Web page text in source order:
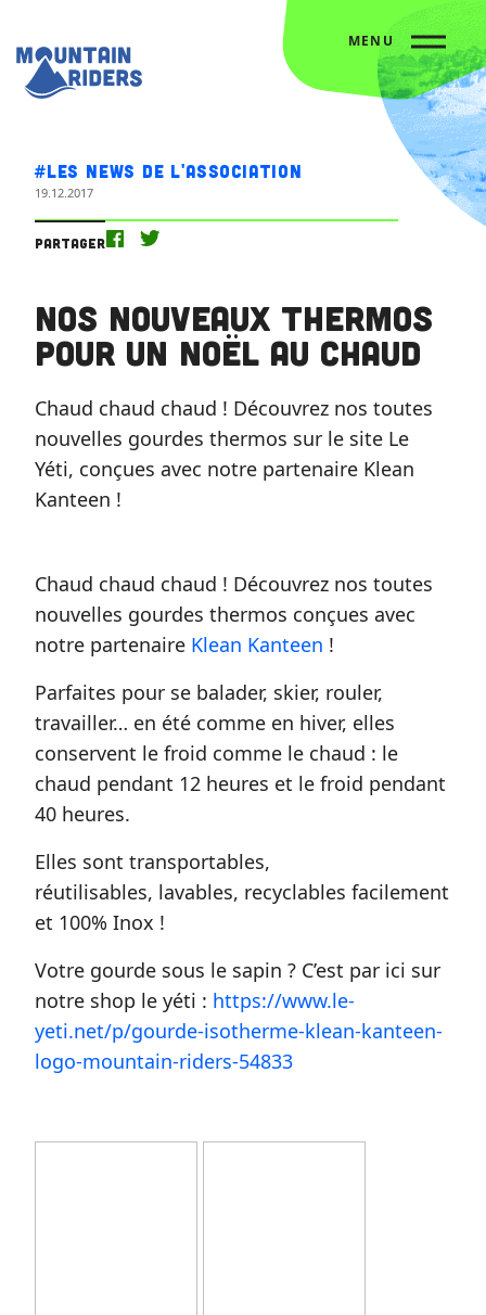
Nos actus
Nos nouveaux thermos pour un Noël au chaud
MENU
#Les news de l'association
19.12.2017
Partager
Nos nouveaux thermos
pour un Noël au chaud
Chaud chaud chaud ! Découvrez nos toutes
nouvelles gourdes thermos sur le site Le
Yéti, conçues avec notre partenaire Klean
Kanteen !
Chaud chaud chaud ! Découvrez nos toutes
nouvelles gourdes thermos conçues avec
notre partenaire Klean Kanteen !
Parfaites pour se balader, skier, rouler,
travailler… en été comme en hiver, elles
conservent le froid comme le chaud : le
chaud pendant 12 heures et le froid pendant
40 heures.
Elles sont transportables,
réutilisables, lavables, recyclables facilement
et 100% Inox !
Votre gourde sous le sapin ? C’est par ici sur
notre shop le yéti : https://www.le-
yeti.net/p/gourde-isotherme-klean-kanteen-
logo-mountain-riders-54833